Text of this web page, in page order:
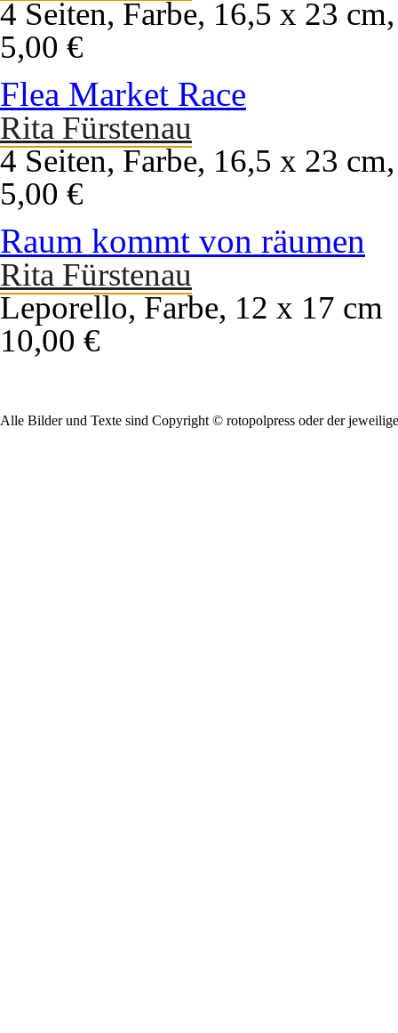
4 Seiten, Farbe, 16,5 x 23
5,00 €
Flea Market Race
Rita Fürstenau
4 Seiten, Farbe, 16,5 x 23
5,00 €
Raum kommt von räumen
Rita Fürstenau
Leporello, Farbe, 12 x 17 cm
10,00 €
Alle Bilder und Texte sind Copyright © rotopolpress oder der